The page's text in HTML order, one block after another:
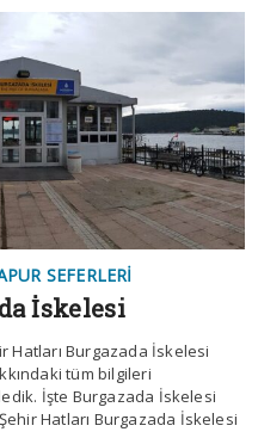
SEFERLERI
İskelesi
Hatları Burgazada İskelesi
tüm bilgileri
İşte Burgazada İskelesi
Hatları Burgazada İskelesi